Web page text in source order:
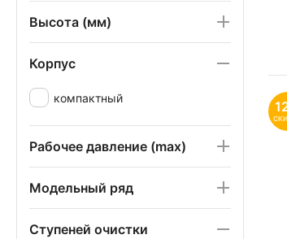
Высота (мм)
Корпус
компактный
Рабочее давление (max)
Модельный ряд
Ступеней очистки